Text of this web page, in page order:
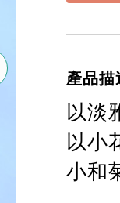
產品描
以淡
以小
小和